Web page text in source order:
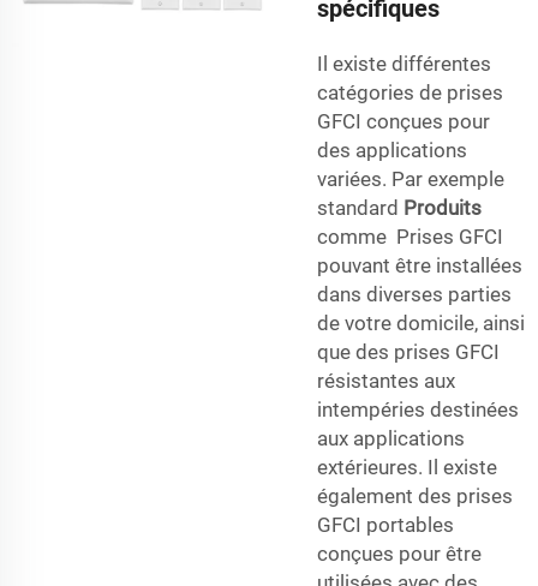
spécifiques
Il existe différentes
catégories de prises
GFCI conçues pour
des applications
variées. Par exemple
standard Produits
comme Prises GFCI
pouvant être installées
dans diverses parties
de votre domicile, ainsi
que des prises GFCI
résistantes aux
intempéries destinées
aux applications
extérieures. Il existe
également des prises
GFCI portables
conçues pour être